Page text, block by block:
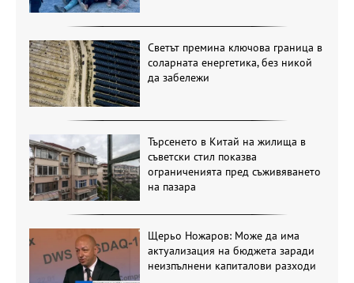
Светът премина ключова граница в
соларната енергетика, без никой
да забележи
Търсенето в Китай на жилища в
съветски стил показва
ограниченията пред съживяването
на пазара
Щерьо Ножаров: Може да има
актуализация на бюджета заради
неизпълнени капиталови разходи